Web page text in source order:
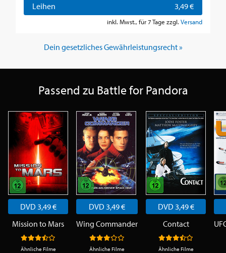
Leihen 3,49 €
inkl. Mwst., für 7 Tage zzgl. Versand
Dein gesetzliches Gewährleistungsrecht »
Passend zu Battle for Pandora
DVD 3,49 €
Mission to Mars
Ähnliche Filme
DVD 3,49 €
Wing Commander
Ähnliche Filme
DVD 3,49 €
Contact
Ähnliche Filme